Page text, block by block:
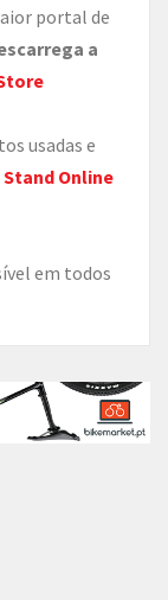
portal de
a
usadas e
Online
em todos